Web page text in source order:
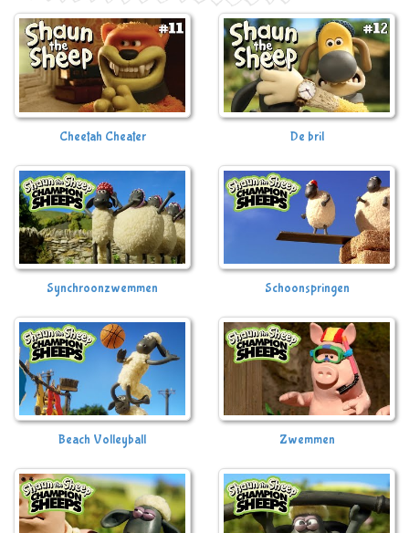
Cheetah Cheater De bril
Synchroonzwemmen Schoonspringen
Beach Volleyball Zwemmen